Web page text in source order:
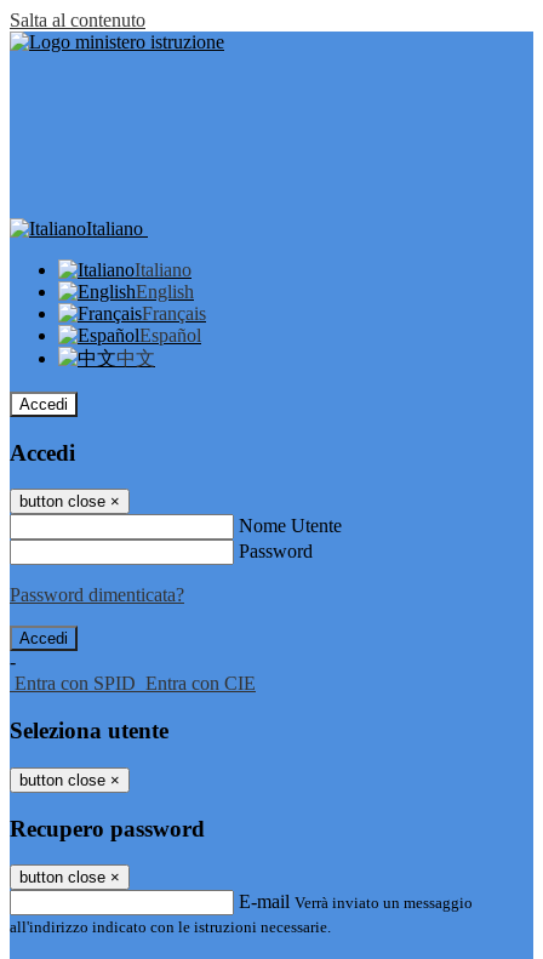
Salta al contenuto
Italiano
Italiano
English
Français
Español
中文
Accedi
Accedi
button close ×
Nome Utente
Password
Password dimenticata?
-
Entra con SPID Entra con CIE
Seleziona utente
button close ×
Recupero password
button close ×
E-mail Verrà inviato un messaggio
all'indirizzo indicato con le istruzioni necessarie.